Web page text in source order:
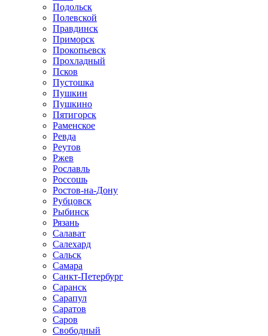
Подольск
Полевской
Правдинск
Приморск
Прокопьевск
Прохладный
Псков
Пустошка
Пушкин
Пушкино
Пятигорск
Раменское
Ревда
Реутов
Ржев
Рославль
Россошь
Ростов-на-Дону
Рубцовск
Рыбинск
Рязань
Салават
Салехард
Сальск
Самара
Санкт-Петербург
Саранск
Сарапул
Саратов
Саров
Свободный